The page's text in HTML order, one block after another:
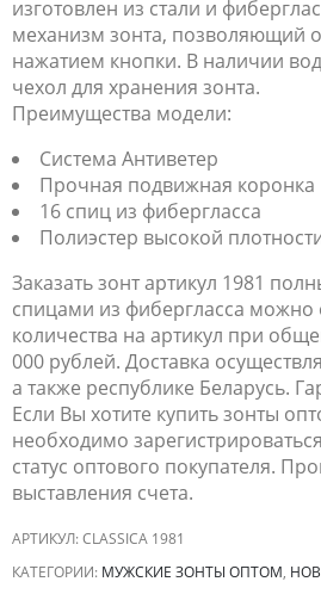
изготовлен из стали и
механизм зонта, позволяющий
нажатием кнопки. В наличии
чехол для хранения зонта.
Преимущества модели:
Система Антиветер
Прочная подвижная коронка
16 спиц из фибергласса
Полиэстер высокой
Заказать зонт артикул 1981
спицами из фибергласса можно
количества на артикул при
000 рублей. Доставка
а также республике Беларусь.
Если Вы хотите купить зонты
необходимо
статус оптового покупателя.
выставления счета.
АРТИКУЛ:CLASSICA 1981
КАТЕГОРИИ: МУЖСКИЕ ЗОНТЫ ОПТОМ,